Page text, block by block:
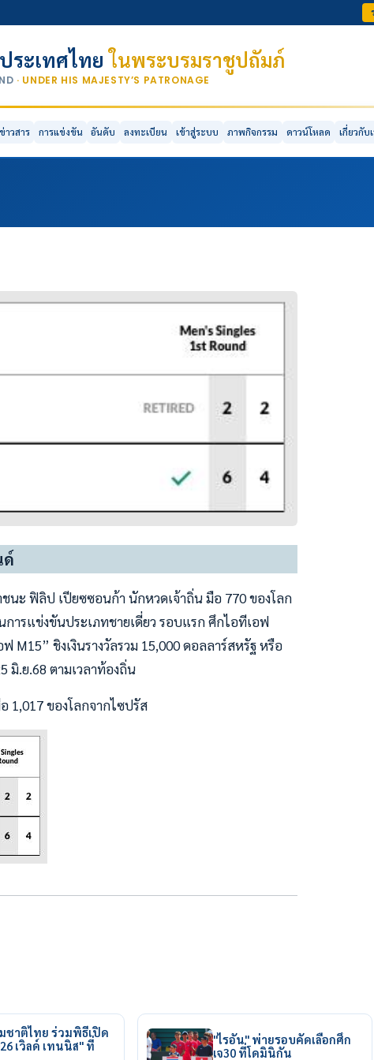
ระเทศไทยในพระบรมราชูปถัมภ์
· UNDER HIS MAJESTY’S PATRONAGE
ข่าวสาร การแข่งขัน อันดับ ลงทะเบียน เข้าสู่ระบบ ภาพกิจกรรม ดาวน์โหลด เกี่ยวกับ
ด์
นะ ฟิลิป เปียซซอนก้า นักหวดเจ้าถิ่น มือ 770 ของโลก
การแข่งขันประเภทชายเดี่ยว รอบแรก ศึกไอทีเอฟ
M15” ชิงเงินรางวัลรวม 15,000 ดอลลาร์สหรัฐ หรือ
มิ.ย.68 ตามเวลาท้องถิ่น
1,017 ของโลกจากไซปรัส
ชาติไทย ร่วมพิธีเปิด
เวิลด์ เทนนิส" ที่
"ไรอัน" พ่ายรอบคัดเลือกศึก
เจ30 ที่โดมินิกัน